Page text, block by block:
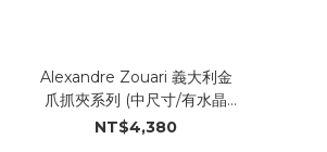
Alexandre Zouari 義大利金
爪抓夾系列 (中尺寸/有水晶
#20014_LL)
NT$4,380